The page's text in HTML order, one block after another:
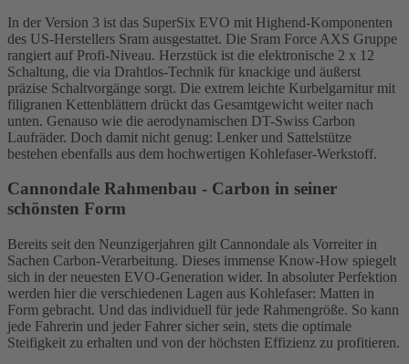
In der Version 3 ist das SuperSix EVO mit Highend-Komponenten
des US-Herstellers Sram ausgestattet. Die Sram Force AXS Gruppe
rangiert auf Profi-Niveau. Herzstück ist die elektronische 2 x 12
Schaltung, die via Drahtlos-Technik für knackige und äußerst
präzise Schaltvorgänge sorgt. Die extrem leichte Kurbelgarnitur mit
filigranen Kettenblättern drückt das Gesamtgewicht weiter nach
unten. Genauso wie die aerodynamischen DT-Swiss Carbon
Laufräder. Doch damit nicht genug: Lenker und Sattelstütze
bestehen ebenfalls aus dem hochwertigen Kohlefaser-Werkstoff.
Cannondale Rahmenbau - Carbon in seiner
schönsten Form
Bereits seit den Neunzigerjahren gilt Cannondale als Vorreiter in
Sachen Carbon-Verarbeitung. Dieses immense Know-How spiegelt
sich in der neuesten EVO-Generation wider. In absoluter Perfektion
werden hier die verschiedenen Lagen aus Kohlefaser: Matten in
Form gebracht. Und das individuell für jede Rahmengröße. So kann
jede Fahrerin und jeder Fahrer sicher sein, stets die optimale
Steifigkeit zu erhalten und von der höchsten Effizienz zu profitieren.